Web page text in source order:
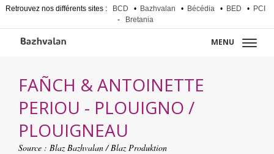
Retrouvez nos différents sites : BCD • Bazhvalan • Bécédia • BED •
PCI
-
Bretania
MENU
FAÑCH & ANTOINETTE
PERIOU - PLOUIGNO /
PLOUIGNEAU
Source : Blaz Bazhvalan / Blaz Produktion